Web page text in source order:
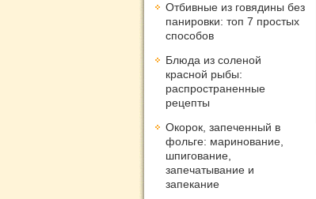
Отбивные из говядины без
панировки: топ 7 простых
способов
Блюда из соленой
красной рыбы:
распространенные
рецепты
Окорок, запеченный в
фольге: маринование,
шпигование,
запечатывание и
запекание